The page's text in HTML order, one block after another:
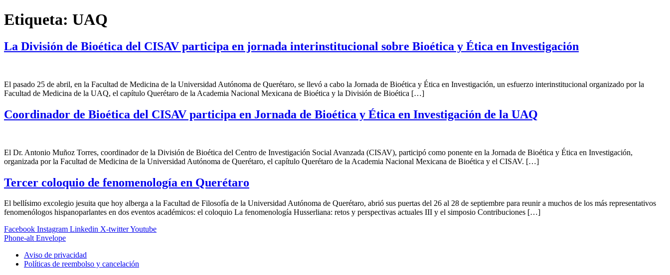
Etiqueta: UAQ
La División de Bioética del CISAV participa en jornada interinstitucional sobre Bioética y Ética en Investigación
El pasado 25 de abril, en la Facultad de Medicina de la Universidad Autónoma de Querétaro, se llevó a cabo la Jornada de Bioética y Ética en Investigación, un esfuerzo interinstitucional organizado por la
Facultad de Medicina de la UAQ, el capítulo Querétaro de la Academia Nacional Mexicana de Bioética y la División de Bioética […]
Coordinador de Bioética del CISAV participa en Jornada de Bioética y Ética en Investigación de la UAQ
El Dr. Antonio Muñoz Torres, coordinador de la División de Bioética del Centro de Investigación Social Avanzada (CISAV), participó como ponente en la Jornada de Bioética y Ética en Investigación,
organizada por la Facultad de Medicina de la Universidad Autónoma de Querétaro, el capítulo Querétaro de la Academia Nacional Mexicana de Bioética y el CISAV. […]
Tercer coloquio de fenomenología en Querétaro
El bellísimo excolegio jesuita que hoy alberga a la Facultad de Filosofía de la Universidad Autónoma de Querétaro, abrió sus puertas del 26 al 28 de septiembre para reunir a muchos de los más representativos
fenomenólogos hispanoparlantes en dos eventos académicos: el coloquio La fenomenología Husserliana: retos y perspectivas actuales III y el simposio Contribuciones […]
Facebook Instagram Linkedin X-twitterYoutube
Phone-alt Envelope
Aviso de privacidad
Políticas de reembolso y cancelación